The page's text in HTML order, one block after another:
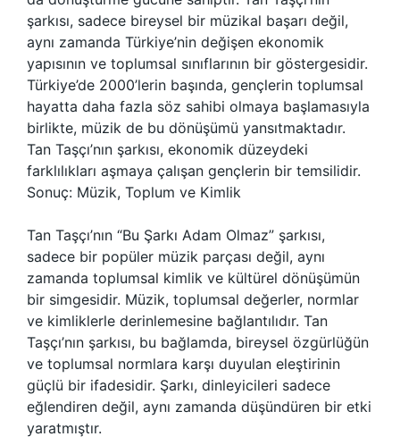
şarkısı, sadece bireysel bir müzikal başarı değil,
aynı zamanda Türkiye’nin değişen ekonomik
yapısının ve toplumsal sınıflarının bir göstergesidir.
Türkiye’de 2000’lerin başında, gençlerin toplumsal
hayatta daha fazla söz sahibi olmaya başlamasıyla
birlikte, müzik de bu dönüşümü yansıtmaktadır.
Tan Taşçı’nın şarkısı, ekonomik düzeydeki
farklılıkları aşmaya çalışan gençlerin bir temsilidir.
Sonuç: Müzik, Toplum ve Kimlik
Tan Taşçı’nın “Bu Şarkı Adam Olmaz” şarkısı,
sadece bir popüler müzik parçası değil, aynı
zamanda toplumsal kimlik ve kültürel dönüşümün
bir simgesidir. Müzik, toplumsal değerler, normlar
ve kimliklerle derinlemesine bağlantılıdır. Tan
Taşçı’nın şarkısı, bu bağlamda, bireysel özgürlüğün
ve toplumsal normlara karşı duyulan eleştirinin
güçlü bir ifadesidir. Şarkı, dinleyicileri sadece
eğlendiren değil, aynı zamanda düşündüren bir etki
yaratmıştır.